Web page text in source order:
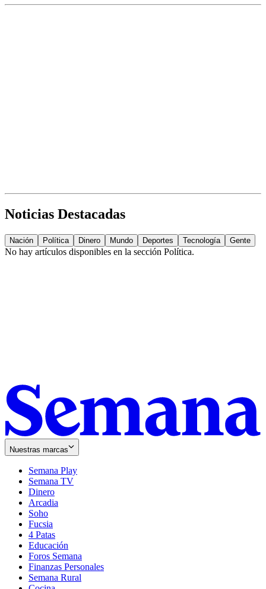
Noticias Destacadas
Nación Política Dinero Mundo Deportes Tecnología Gente
No hay artículos disponibles en la sección Política.
Nuestras marcas
Semana Play
Semana TV
Dinero
Arcadia
Soho
in
new
window
Fucsia
in
new
window
4 Patas
Educación
Foros Semana
Finanzas Personales
Semana Rural